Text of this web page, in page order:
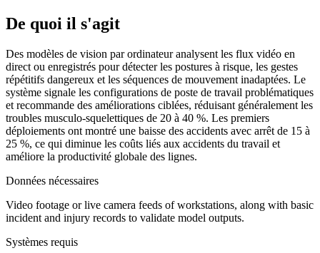
De quoi il s'agit
Des modèles de vision par ordinateur analysent les flux vidéo en
direct ou enregistrés pour détecter les postures à risque, les gestes
répétitifs dangereux et les séquences de mouvement inadaptées. Le
système signale les configurations de poste de travail problématiques
et recommande des améliorations ciblées, réduisant généralement les
troubles musculo-squelettiques de 20 à 40 %. Les premiers
déploiements ont montré une baisse des accidents avec arrêt de 15 à
25 %, ce qui diminue les coûts liés aux accidents du travail et
améliore la productivité globale des lignes.
Données nécessaires
Video footage or live camera feeds of workstations, along with basic
incident and injury records to validate model outputs.
Systèmes requis